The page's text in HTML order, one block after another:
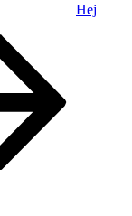
Hej